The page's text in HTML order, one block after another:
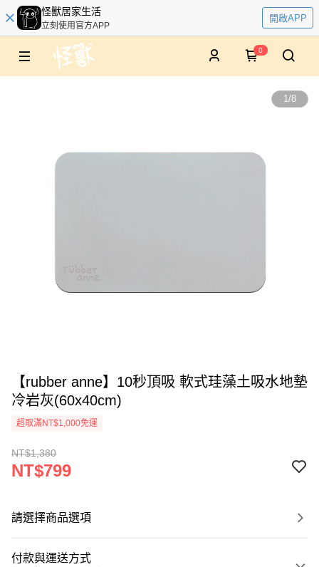
怪獸居家生活
立刻使用官方APP
開啟APP
0
1/8
【rubber anne】10秒頂吸 軟式珪藻土吸水地墊
冷岩灰(60x40cm)
超取滿NT$1,000免運
NT$1,380
NT$799
請選擇商品選項
付款與運送方式